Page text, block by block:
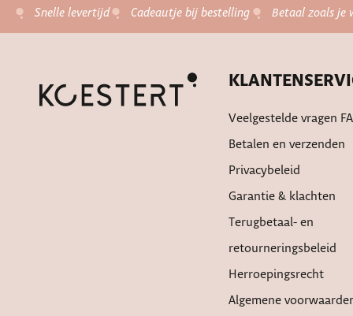
Snelle levertijd Cadeautje bij bestelling Betaal zoals je
Veelgestelde vragen
Betalen en verzenden
Privacybeleid
Garantie & klachten
Terugbetaal- en
retourneringsbeleid
Herroepingsrecht
Algemene